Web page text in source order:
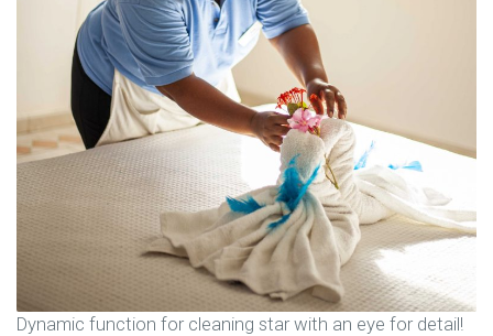
Dynamic function for cleaning star with an eye for detail!